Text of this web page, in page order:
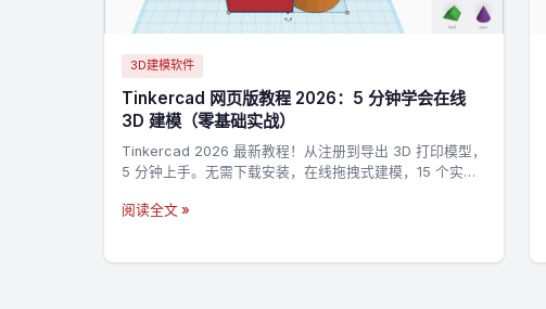
3D建模软件
Tinkercad 网页版教程 2026：5 分钟学会在线
3D 建模（零基础实战）
Tinkercad 2026 最新教程！从注册到导出 3D 打印模型，
5 分钟上手。无需下载安装，在线拖拽式建模，15 个实战
型。
阅读全文 »